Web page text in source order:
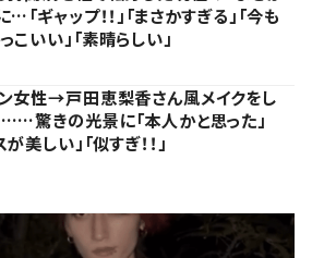
「ギャップ！！」「まさかすぎる」「今も
こいい」「素晴らしい」
女性→戸田恵梨香さん風メイクをし
驚きの光景に「本人かと思った」
が美しい」「似すぎ！！」